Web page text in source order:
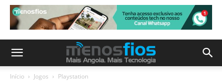
Início Jogos Playstation